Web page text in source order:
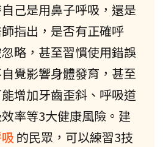
己是用鼻子呼吸，還是
指出，是否有正確呼
略，甚至習慣使用錯誤
覺影響身體發育，甚至
增加牙齒歪斜、呼吸道
率等3大健康風險。建
的民眾，可以練習3技